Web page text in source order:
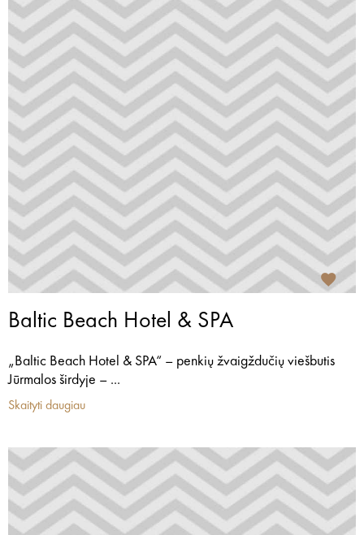
Baltic Beach Hotel & SPA
„Baltic Beach Hotel & SPA“ – penkių žvaigždučių viešbutis
Jūrmalos širdyje – ...
Skaityti daugiau